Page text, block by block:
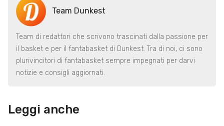
Team Dunkest
Team di redattori che scrivono trascinati dalla passione per
il basket e per il fantabasket di Dunkest. Tra di noi, ci sono
plurivincitori di fantabasket sempre impegnati per darvi
notizie e consigli aggiornati.
Leggi anche